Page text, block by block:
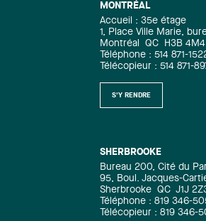
MONTRÉAL
Accueil : 35e étage
1, Place Ville Marie,
Montréal
QC
H3B 4M4
Téléphone : 514 871-
Télécopieur : 514 871-
S'Y RENDRE
SHERBROOKE
Bureau 200, Cité du
95, Boul. Jacques-
Sherbrooke QC J1J
Téléphone : 819 346-
Télécopieur : 819 346-